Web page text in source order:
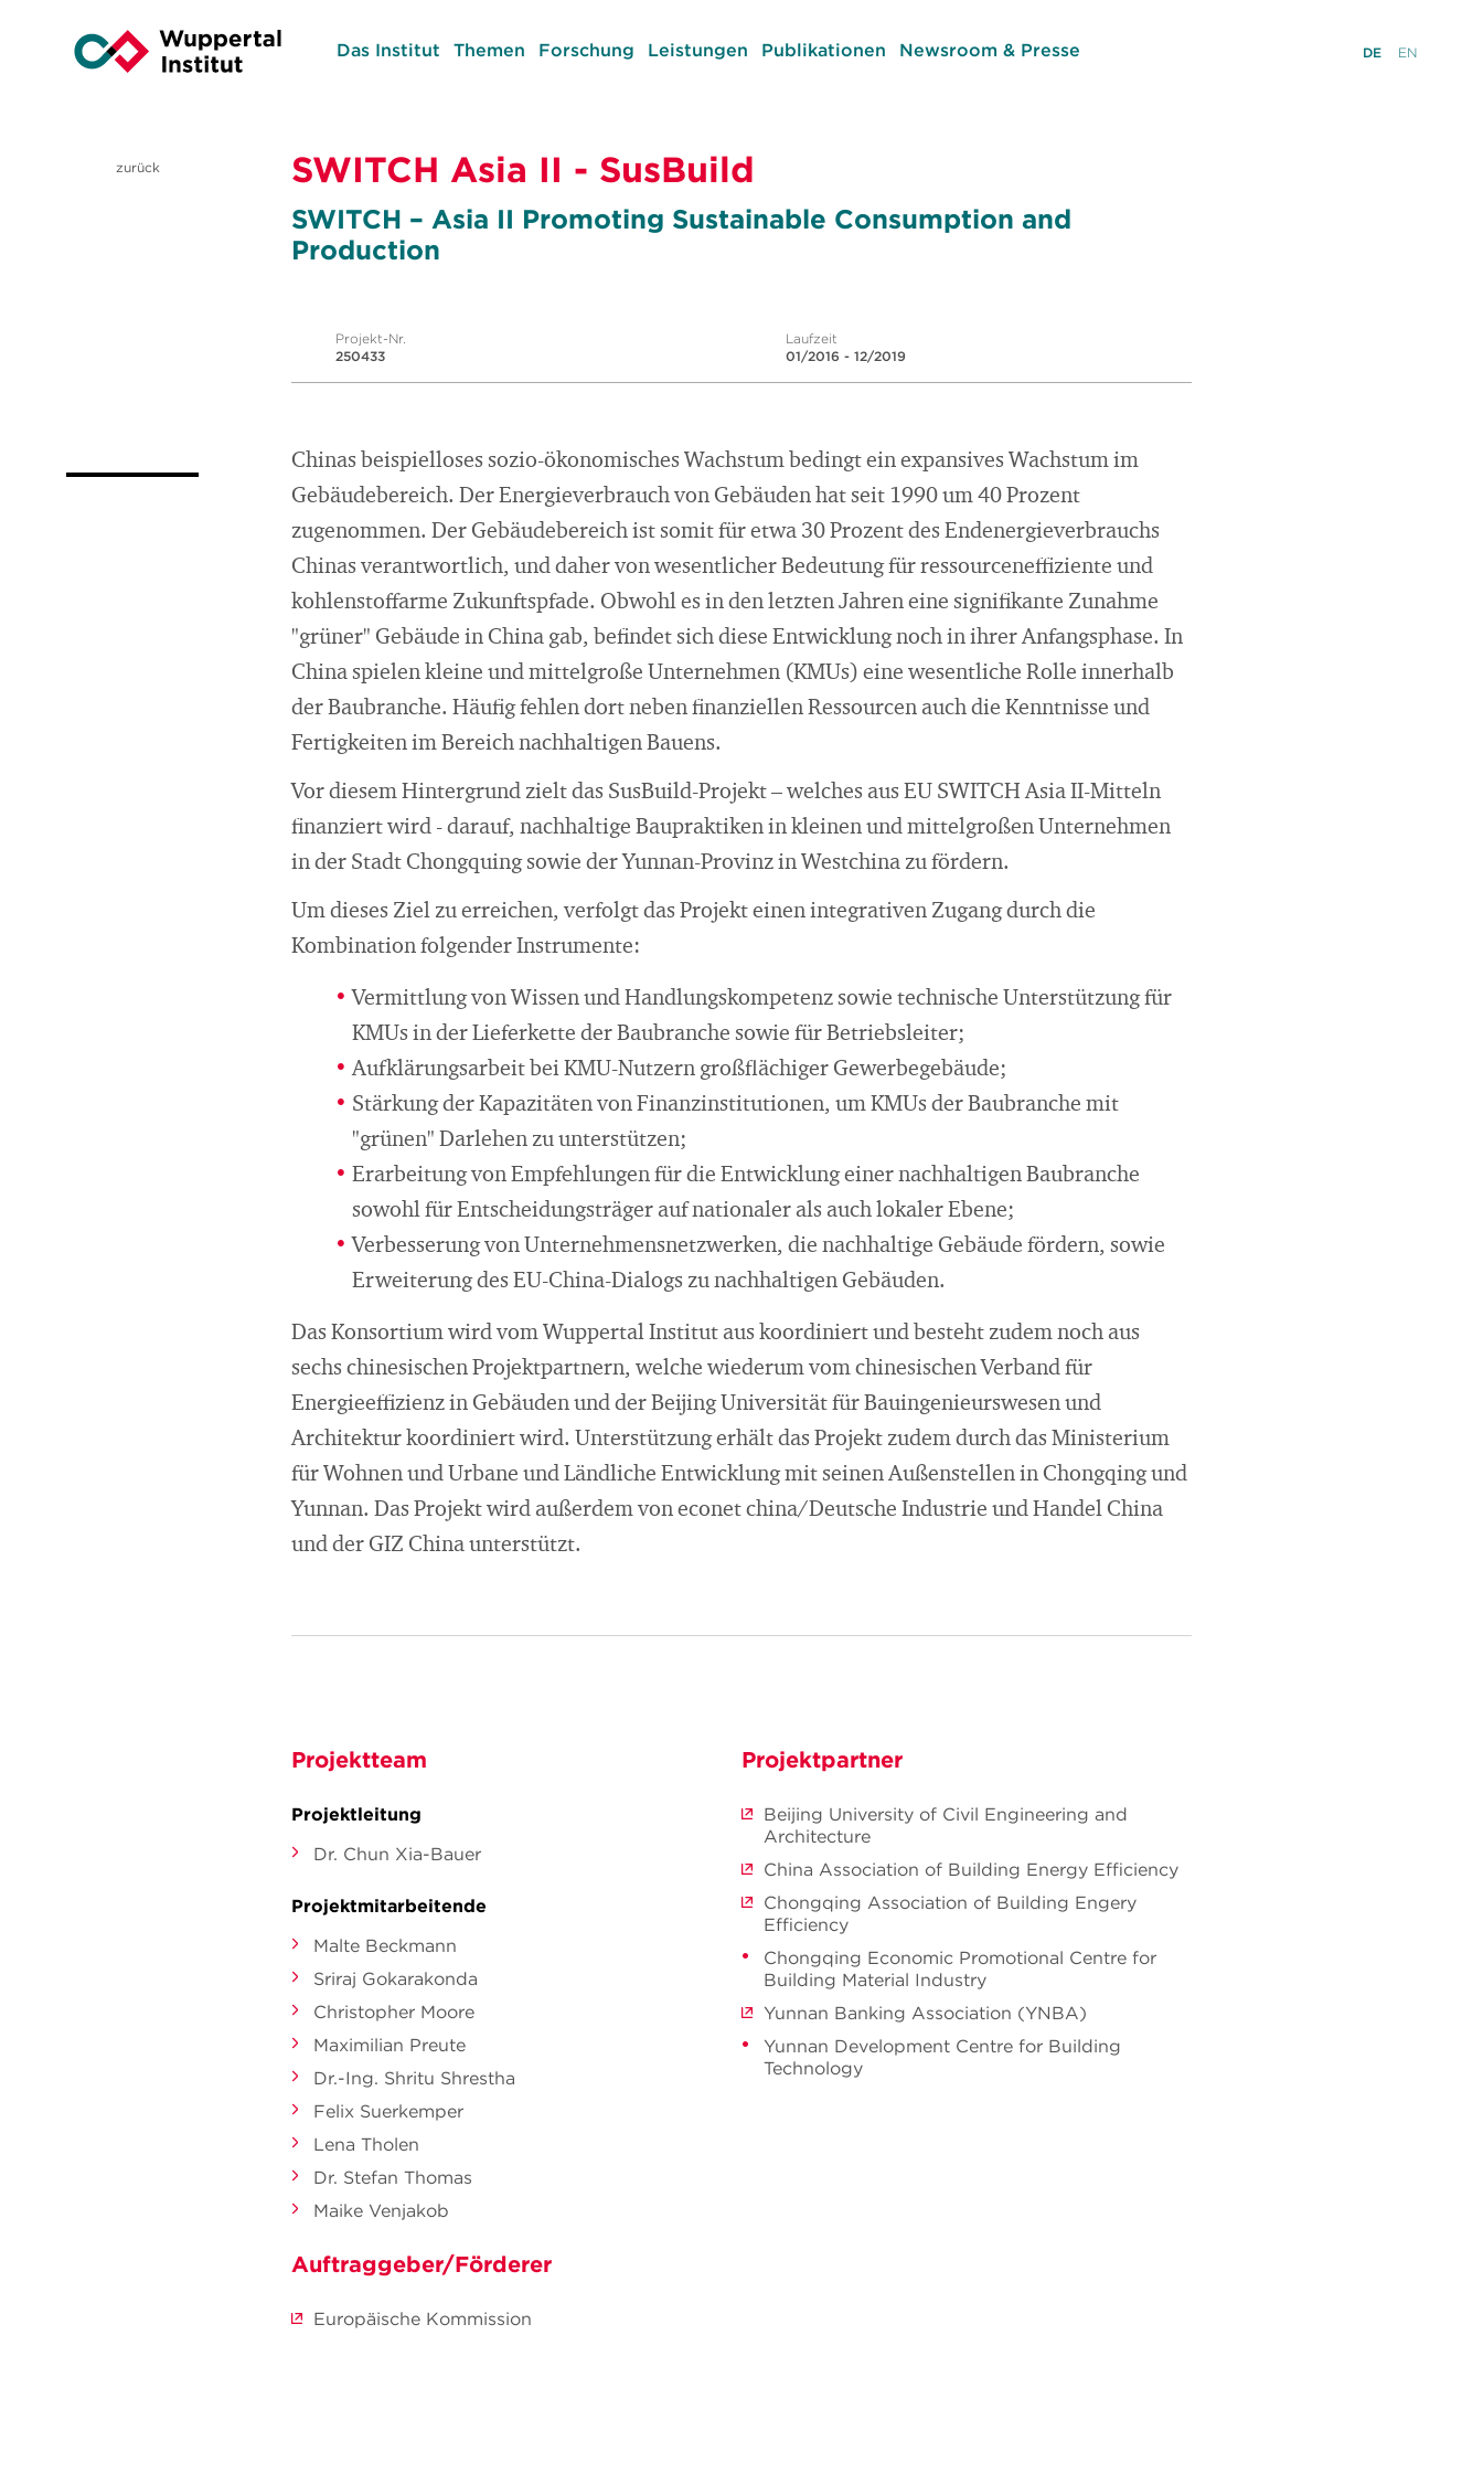
Das Institut Themen Forschung Leistungen Publikationen Newsroom & Presse DE EN
zurück SWITCH Asia II - SusBuild
SWITCH – Asia II Promoting Sustainable Consumption and
Production
Projekt-Nr.
250433
Laufzeit
01/2016 - 12/2019
Chinas beispielloses sozio-ökonomisches Wachstum bedingt ein expansives Wachstum im
Gebäudebereich. Der Energieverbrauch von Gebäuden hat seit 1990 um 40 Prozent
zugenommen. Der Gebäudebereich ist somit für etwa 30 Prozent des Endenergieverbrauchs
Chinas verantwortlich, und daher von wesentlicher Bedeutung für ressourceneffiziente und
kohlenstoffarme Zukunftspfade. Obwohl es in den letzten Jahren eine signifikante Zunahme
"grüner" Gebäude in China gab, befindet sich diese Entwicklung noch in ihrer Anfangsphase. In
China spielen kleine und mittelgroße Unternehmen (KMUs) eine wesentliche Rolle innerhalb
der Baubranche. Häufig fehlen dort neben finanziellen Ressourcen auch die Kenntnisse und
Fertigkeiten im Bereich nachhaltigen Bauens.
Vor diesem Hintergrund zielt das SusBuild-Projekt – welches aus EU SWITCH Asia II-Mitteln
finanziert wird - darauf, nachhaltige Baupraktiken in kleinen und mittelgroßen Unternehmen
in der Stadt Chongquing sowie der Yunnan-Provinz in Westchina zu fördern.
Um dieses Ziel zu erreichen, verfolgt das Projekt einen integrativen Zugang durch die
Kombination folgender Instrumente:
Vermittlung von Wissen und Handlungskompetenz sowie technische Unterstützung für
KMUs in der Lieferkette der Baubranche sowie für Betriebsleiter;
Aufklärungsarbeit bei KMU-Nutzern großflächiger Gewerbegebäude;
Stärkung der Kapazitäten von Finanzinstitutionen, um KMUs der Baubranche mit
"grünen" Darlehen zu unterstützen;
Erarbeitung von Empfehlungen für die Entwicklung einer nachhaltigen Baubranche
sowohl für Entscheidungsträger auf nationaler als auch lokaler Ebene;
Verbesserung von Unternehmensnetzwerken, die nachhaltige Gebäude fördern, sowie
Erweiterung des EU-China-Dialogs zu nachhaltigen Gebäuden.
Das Konsortium wird vom Wuppertal Institut aus koordiniert und besteht zudem noch aus
sechs chinesischen Projektpartnern, welche wiederum vom chinesischen Verband für
Energieeffizienz in Gebäuden und der Beijing Universität für Bauingenieurswesen und
Architektur koordiniert wird. Unterstützung erhält das Projekt zudem durch das Ministerium
für Wohnen und Urbane und Ländliche Entwicklung mit seinen Außenstellen in Chongqing und
Yunnan. Das Projekt wird außerdem von econet china/Deutsche Industrie und Handel China
und der GIZ China unterstützt.
Projektteam
Projektleitung
Dr. Chun Xia-Bauer
Projektmitarbeitende
Malte Beckmann
Sriraj Gokarakonda
Christopher Moore
Maximilian Preute
Dr.-Ing. Shritu Shrestha
Felix Suerkemper
Lena Tholen
Dr. Stefan Thomas
Maike Venjakob
Auftraggeber/Förderer
Europäische Kommission
Projektpartner
Beijing University of Civil Engineering and
Architecture
China Association of Building Energy Efficiency
Chongqing Association of Building Engery
Efficiency
Chongqing Economic Promotional Centre for
Building Material Industry
Yunnan Banking Association (YNBA)
Yunnan Development Centre for Building
Technology